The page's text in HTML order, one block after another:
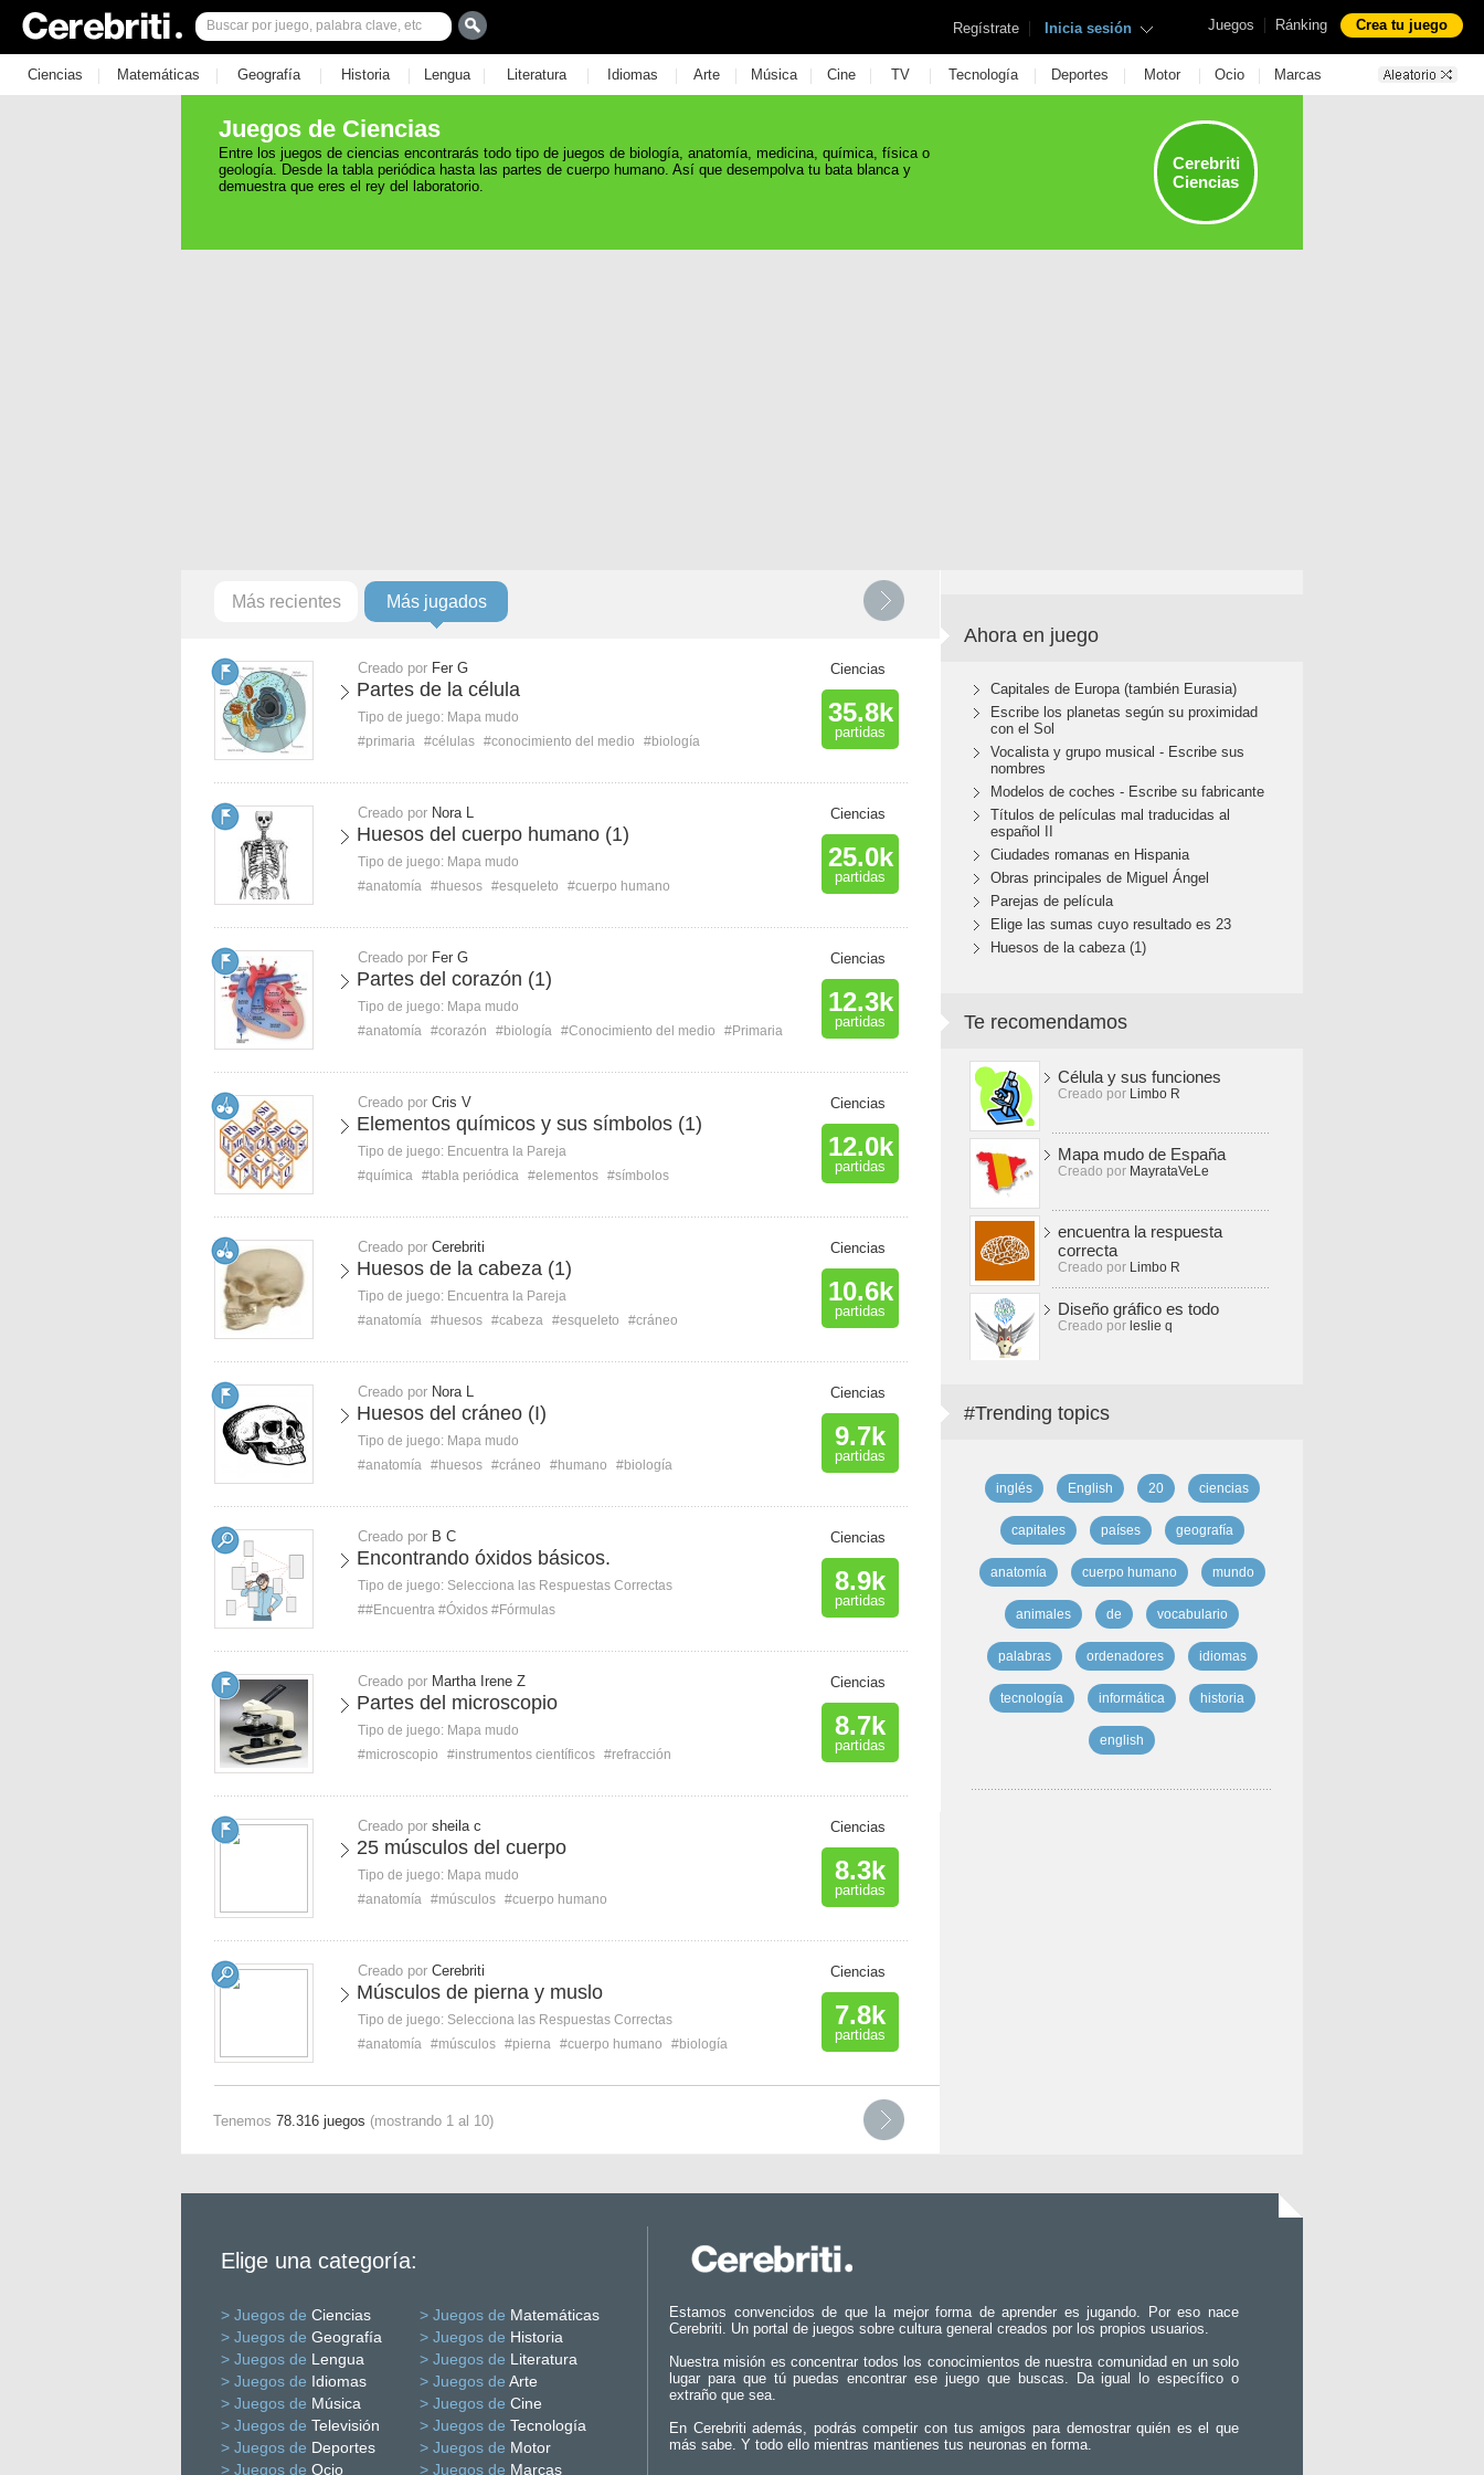
Juegos | Ránking Crea tu juego
Regístrate | Inicia sesión
Ciencias | Matemáticas | Geografía | Historia | Lengua | Literatura | Idiomas | Arte | Música | Cine | TV | Tecnología | Deportes | Motor | Ocio | Marcas
Juegos de Ciencias
Entre los juegos de ciencias encontrarás todo tipo de juegos de biología, anatomía, medicina, química, física o
geología. Desde la tabla periódica hasta las partes de cuerpo humano. Así que desempolva tu bata blanca y
demuestra que eres el rey del laboratorio.
Cerebriti
Ciencias
Más recientes Más jugados
Creado por Fer G
Partes de la célula
Tipo de juego: Mapa mudo
#primaria #células #conocimiento del medio #biología
Ciencias
35.8k
partidas
Creado por Nora L
Huesos del cuerpo humano (1)
Tipo de juego: Mapa mudo
#anatomía #huesos #esqueleto #cuerpo humano
Ciencias
25.0k
partidas
Creado por Fer G
Partes del corazón (1)
Tipo de juego: Mapa mudo
#anatomía #corazón #biología #Conocimiento del medio #Primaria
Ciencias
12.3k
partidas
Creado por Cris V
Elementos químicos y sus símbolos (1)
Tipo de juego: Encuentra la Pareja
#química #tabla periódica #elementos #símbolos
Ciencias
12.0k
partidas
Creado por Cerebriti
Huesos de la cabeza (1)
Tipo de juego: Encuentra la Pareja
#anatomía #huesos #cabeza #esqueleto #cráneo
Ciencias
10.6k
partidas
Creado por Nora L
Huesos del cráneo (I)
Tipo de juego: Mapa mudo
#anatomía #huesos #cráneo #humano #biología
Ciencias
9.7k
partidas
Creado por B C
Encontrando óxidos básicos.
Tipo de juego: Selecciona las Respuestas Correctas
##Encuentra #Óxidos #Fórmulas
Ciencias
8.9k
partidas
Creado por Martha Irene Z
Partes del microscopio
Tipo de juego: Mapa mudo
#microscopio
#instrumentos científicos #refracción
Ciencias
8.7k
partidas
Creado por sheila c
25 músculos del cuerpo
Tipo de juego: Mapa mudo
#anatomía #músculos #cuerpo humano
Ciencias
8.3k
partidas
Creado por Cerebriti
Músculos de pierna y muslo
Tipo de juego: Selecciona las Respuestas Correctas
#anatomía #músculos #pierna #cuerpo humano #biología
Ciencias
7.8k
partidas
Tenemos 78.316 juegos (mostrando 1 al 10)
Ahora en juego
Capitales de Europa (también Eurasia)
Escribe los planetas según su proximidad
con el Sol
Vocalista y grupo musical - Escribe sus
nombres
Modelos de coches - Escribe su fabricante
Títulos de películas mal traducidas al
español II
Ciudades romanas en Hispania
Obras principales de Miguel Ángel
Parejas de película
Elige las sumas cuyo resultado es 23
Huesos de la cabeza (1)
Te recomendamos
Célula y sus funciones
Creado por Limbo R
Mapa mudo de España
Creado por MayrataVeLe
encuentra la respuesta
correcta
Creado por Limbo R
Diseño gráfico es todo
Creado por leslie q
#Trending topics
inglés English 20 ciencias
capitales países geografía
anatomía cuerpo humano mundo
animales de vocabulario
palabras ordenadores idiomas
tecnología informática historia
english
Elige una categoría:
> Juegos de Ciencias > Juegos de Matemáticas
> Juegos de Geografía > Juegos de Historia
> Juegos de Lengua > Juegos de Literatura
> Juegos de Idiomas > Juegos de Arte
> Juegos de Música > Juegos de Cine
> Juegos de Televisión > Juegos de Tecnología
> Juegos de Deportes > Juegos de Motor
> Juegos de Ocio > Juegos de Marcas
Estamos convencidos de que la mejor forma de aprender es jugando. Por eso nace
Cerebriti. Un portal de juegos sobre cultura general creados por los propios usuarios.
Nuestra misión es concentrar todos los conocimientos de nuestra comunidad en un solo
lugar para que tú puedas encontrar ese juego que buscas. Da igual lo específico o
extraño que sea.
En Cerebriti además, podrás competir con tus amigos para demostrar quién es el que
más sabe. Y todo ello mientras mantienes tus neuronas en forma.